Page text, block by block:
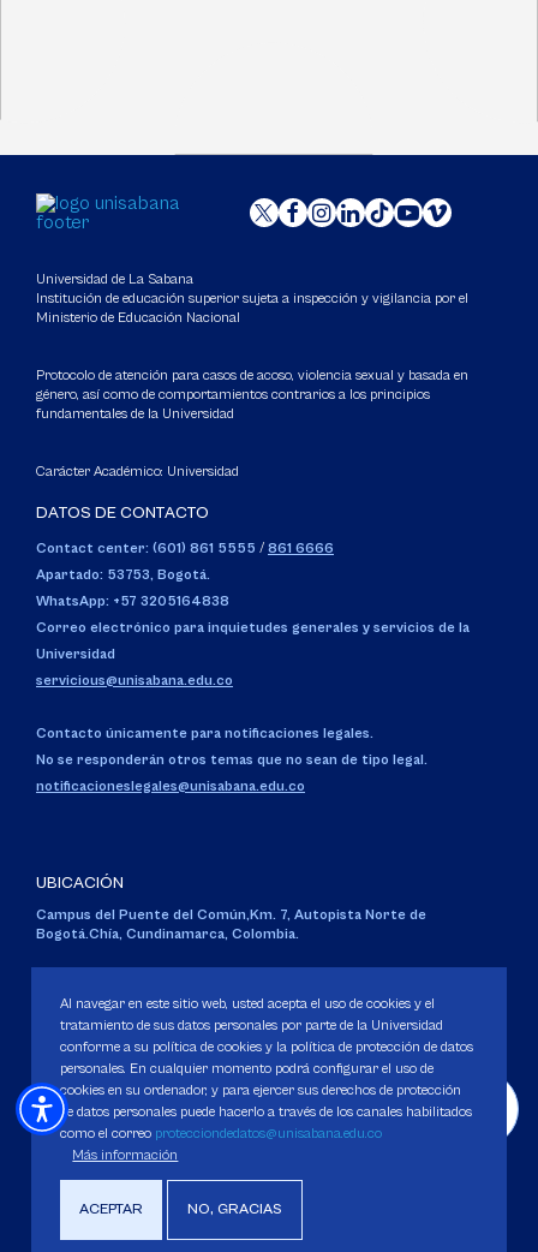
Universidad de La Sabana
Institución de educación superior sujeta a inspección y vigilancia por el
Ministerio de Educación Nacional
Protocolo de atención para casos de acoso, violencia sexual y basada en
género, así como de comportamientos contrarios a los principios
fundamentales de la Universidad
Carácter Académico: Universidad
DATOS DE CONTACTO
Contact center: (601) 861 5555 / 861 6666
Apartado: 53753, Bogotá.
WhatsApp: +57 3205164838
Correo electrónico para inquietudes generales y servicios de la
Universidad
servicious@unisabana.edu.co
Contacto únicamente para notificaciones legales.
No se responderán otros temas que no sean de tipo legal.
notificacioneslegales@unisabana.edu.co
UBICACIÓN
Campus del Puente del Común,Km. 7, Autopista Norte de
Bogotá.Chía, Cundinamarca, Colombia.
Personería Jurídica:Resolución 130 del 14 de enero de 1980.
Ministerio de Educación Nacional.
Política de Protección de datos
Derechos Pecuniarios
Al navegar en este sitio web, usted acepta el uso de cookies y el
tratamiento de sus datos personales por parte de la Universidad
conforme a su política de cookies y la política de protección de datos
personales. En cualquier momento podrá configurar el uso de
cookies en su ordenador, y para ejercer sus derechos de protección
de datos personales puede hacerlo a través de los canales habilitados
como el correo protecciondedatos@unisabana.edu.co
Más información
ACEPTAR NO, GRACIAS